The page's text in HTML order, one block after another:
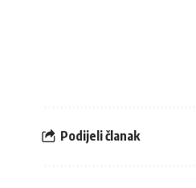
Podijeli članak